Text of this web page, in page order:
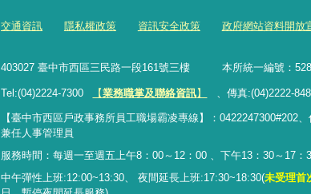
交通資訊 隱私權政策 資訊安全政策 政府網站資料開放
403027 臺中市西區三民路一段161號三樓 本所統一編號：
Tel:(04)2224-7300 【業務職掌及聯絡資訊】 、傳真:(04)2222-
【臺中市西區戶政事務所員工職場霸凌專線】：0422247300#202
兼任人事管理員
服務時間：每週一至週五上午8：00～12：00 、下午13：30～17
中午彈性上班:12:00~13:30、 夜間延長上班:17:30~18:30(未受理首